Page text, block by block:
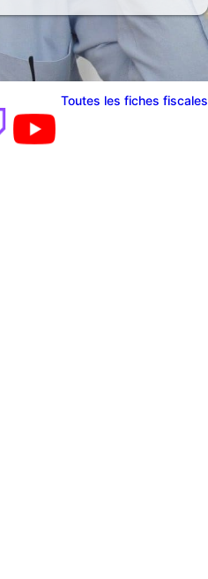
Toutes les fiches fiscales